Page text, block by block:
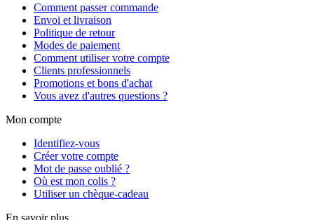
Comment passer commande
Envoi et livraison
Politique de retour
Modes de paiement
Comment utiliser votre compte
Clients professionnels
Promotions et bons d'achat
Vous avez d'autres questions ?
Mon compte
Identifiez-vous
Créer votre compte
Mot de passe oublié ?
Où est mon colis ?
Utiliser un chèque-cadeau
En savoir plus